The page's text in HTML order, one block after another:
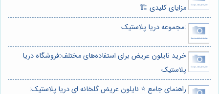
مزایای کلیدی 🏗️
:مجموعه دریا پلاستیک
خرید نایلون عریض برای استفاده‌های مختلف:فروشگاه دریا
پلاستیک
راهنمای جامع ⭐️ نایلون عریض گلخانه ای دریا پلاستیک: